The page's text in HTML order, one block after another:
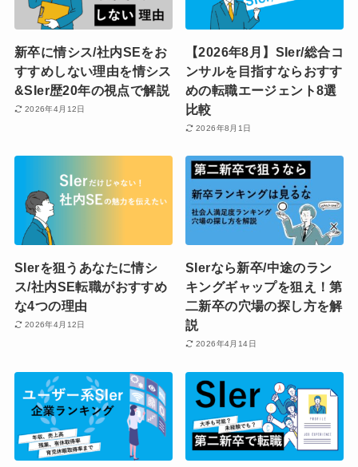
新卒に情シス/社内SEをお
すすめしない理由を情シス
&SIer歴20年の視点で解説
2026年4月12日
【2026年8月】SIer/総合コ
ンサルを目指すならおすす
めの転職エージェント8選
比較
2026年8月1日
SIerを狙うあなたに情シ
ス/社内SE転職がおすすめ
な4つの理由
2026年4月12日
SIerなら新卒/中途のラン
キングギャップを狙え！第
二新卒の穴場の探し方を解
説
2026年4月14日